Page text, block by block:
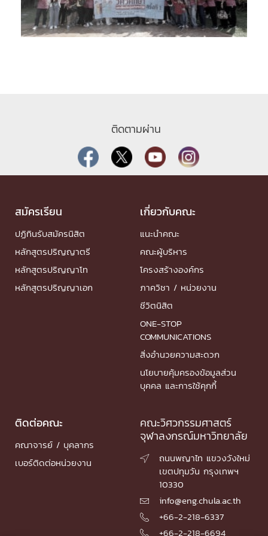
ติดตามผ่าน
สมัครเรียน
ปฏิทินรับสมัครนิสิต
หลักสูตรปริญญาตรี
หลักสูตรปริญญาโท
หลักสูตรปริญญาเอก
เกี่ยวกับคณะ
แนะนำคณะ
คณะผู้บริหาร
โครงสร้างองค์กร
ภาควิชา / หน่วยงาน
ชีวิตนิสิต
ONE-STOP
COMMUNICATIONS
สิ่งอำนวยความสะดวก
นโยบายคุ้มครองข้อมูลส่วน
บุคคล และการใช้คุกกี้
ติดต่อคณะ
คณาจารย์ / บุคลากร
เบอร์ติดต่อหน่วยงาน
คณะวิศวกรรมศาสตร์
จุฬาลงกรณ์มหาวิทยาลัย

ถนนพญาไท แขวงวังใหม่
เขตปทุมวัน กรุงเทพฯ
10330
 info@eng.chula.ac.th
 +66-2-218-6337
 +66-2-218-6694